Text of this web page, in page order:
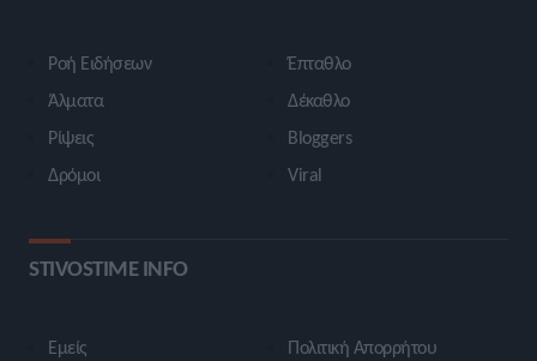
Ροή Ειδήσεων
Άλματα
Ρίψεις
Δρόμοι
Έπταθλο
Δέκαθλο
Bloggers
Viral
STIVOSTIME INFO
Εμείς
Πολιτική Απορρήτου